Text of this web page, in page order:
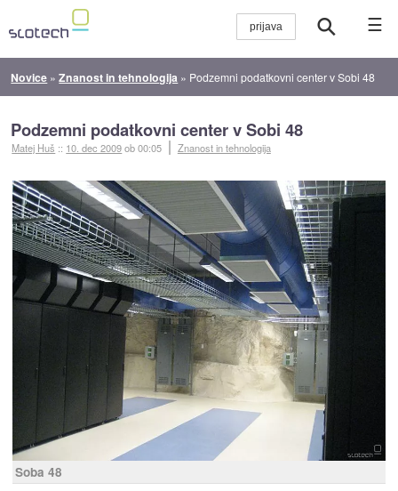
☰
Novice »Znanost in tehnologija » Podzemni podatkovni center v Sobi 48
Podzemni podatkovni center v Sobi 48
Matej Huš :: 10. dec 2009ob 00:05 Znanost in tehnologija
Soba 48